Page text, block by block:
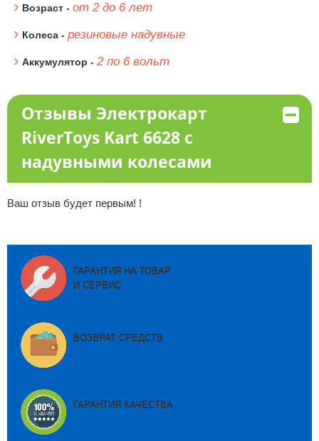
Возраст - от 2 до 6 лет
Колеса - резиновые надувные
Аккумулятор - 2 по 6 вольт
Отзывы Электрокарт
RiverToys Kart 6628 с
надувными колесами
Ваш отзыв будет первым! !
ГАРАНТИЯ НА ТОВАР
И СЕРВИС
ВОЗВРАТ СРЕДСТВ
ГАРАНТИЯ КАЧЕСТВА